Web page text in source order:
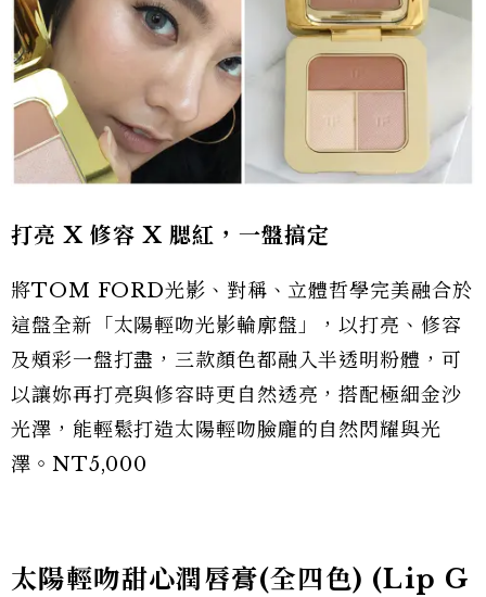
打亮 X 修容 X 腮紅，一盤搞定
將TOM FORD光影、對稱、立體哲學完美融合於
這盤全新「太陽輕吻光影輪廓盤」，以打亮、修容
及頰彩一盤打盡，三款顏色都融入半透明粉體，可
以讓妳再打亮與修容時更自然透亮，搭配極細金沙
光澤，能輕鬆打造太陽輕吻臉龐的自然閃耀與光
澤。NT5,000
太陽輕吻甜心潤唇膏(全四色) (Lip G